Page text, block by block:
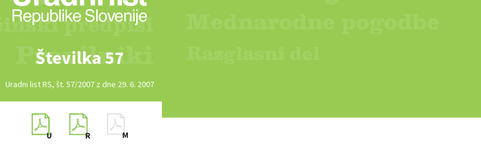
Številka 57
Uradni list RS, št. 57/2007 z dne 29. 6. 2007